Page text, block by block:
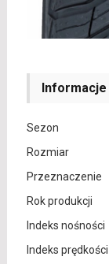
Informacje
Sezon
Rozmiar
Przeznaczenie
Rok produkcji
Indeks nośności
Indeks prędkości